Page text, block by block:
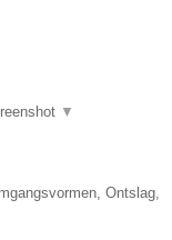
▼
Ontslag,